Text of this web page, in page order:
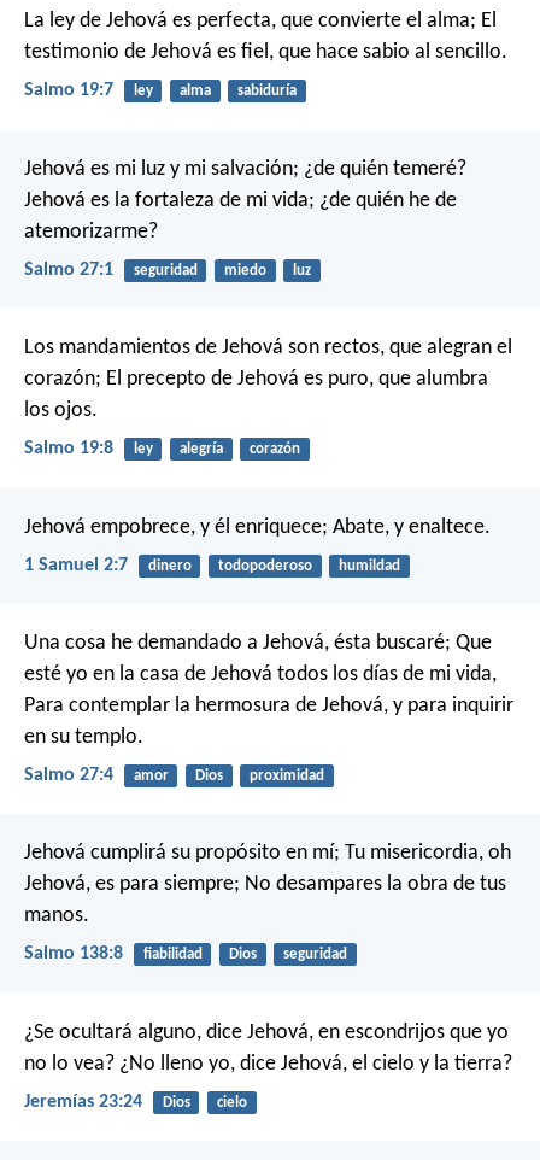
La ley de Jehová es perfecta, que convierte el alma; El
testimonio de Jehová es fiel, que hace sabio al sencillo.
Salmo 19:7 ley alma sabiduría
Jehová es mi luz y mi salvación; ¿de quién temeré?
Jehová es la fortaleza de mi vida; ¿de quién he de
atemorizarme?
Salmo 27:1 seguridad miedo luz
Los mandamientos de Jehová son rectos, que alegran el
corazón; El precepto de Jehová es puro, que alumbra
los ojos.
Salmo 19:8 ley alegría corazón
Jehová empobrece, y él enriquece; Abate, y enaltece.
1 Samuel 2:7 dinero todopoderoso humildad
Una cosa he demandado a Jehová, ésta buscaré; Que
esté yo en la casa de Jehová todos los días de mi vida,
Para contemplar la hermosura de Jehová, y para inquirir
en su templo.
Salmo 27:4 amor Dios proximidad
Jehová cumplirá su propósito en mí; Tu misericordia, oh
Jehová, es para siempre; No desampares la obra de tus
manos.
Salmo 138:8 fiabilidad Dios seguridad
¿Se ocultará alguno, dice Jehová, en escondrijos que yo
no lo vea? ¿No lleno yo, dice Jehová, el cielo y la tierra?
Jeremías 23:24 Dios cielo